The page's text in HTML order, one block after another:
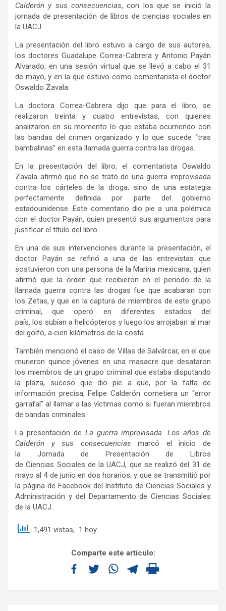
Calderón y sus consecuencias, con los que se inició la
jornada de presentación de libros de ciencias sociales en
la UACJ.
La presentación del libro estuvo a cargo de sus autores,
los doctores Guadalupe Correa-Cabrera y Antonio Payán
Alvarado, en una sesión virtual que se llevó a cabo el 31
de mayo, y en la que estuvo como comentarista el doctor
Oswaldo Zavala.
La doctora Correa-Cabrera dijo que para el libro, se
realizaron treinta y cuatro entrevistas, con quienes
analizaron en su momento lo que estaba ocurriendo con
las bandas del crimen organizado y lo que sucede “tras
bambalinas” en esta llamada guerra contra las drogas.
En la presentación del libro, el comentarista Oswaldo
Zavala afirmó que no se trató de una guerra improvisada
contra los cárteles de la droga, sino de una estategia
perfectamente definida por parte del gobierno
estadounidense. Este comentario dio pie a una polémica
con el doctor Payán, quien presentó sus argumentos para
justificar el título del libro.
En una de sus intervenciones durante la presentación, el
doctor Payán se refirió a una de las entrevistas que
sostuvieron con una persona de la Marina mexicana, quien
afirmó que la orden que recibieron en el periodo de la
llamada guerra contra las drogas fue que acabaran con
los Zetas, y que en la captura de miembros de este grupo
criminal, que operó en diferentes estados del
país, los subían a helicópteros y luego los arrojaban al mar
del golfo, a cien kilómetros de la costa.
También mencionó el caso de Villas de Salvárcar, en el que
murieron quince jóvenes en una masacre que desataron
los miembros de un grupo criminal que estaba disputando
la plaza, suceso que dio pie a que, por la falta de
información precisa, Felipe Calderón cometiera un “error
garrafal” al llamar a las víctimas como si fueran miembros
de bandas criminales.
La presentación de La guerra improvisada. Los años de
Calderón y sus consecuencias marcó el inicio de
la Jornada de Presentación de Libros
de Ciencias Sociales de la UACJ, que se realizó del 31 de
mayo al 4 de junio en dos horarios, y que se transmitió por
la página de Facebook del Instituto de Ciencias Sociales y
Administración y del Departamento de Ciencias Sociales
de la UACJ.
1,491 vistas, 1 hoy
Comparte este artículo: